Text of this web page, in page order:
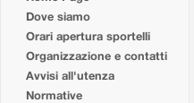
Dove siamo
Orari apertura sportelli
Organizzazione e contatti
Avvisi all'utenza
Normative